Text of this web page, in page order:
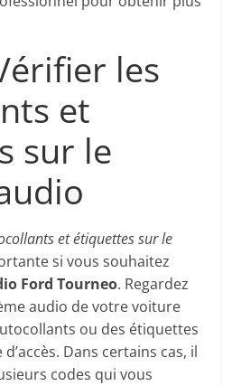
les
et
sur le
et étiquettes sur le
si vous souhaitez
Ford Tourneo. Regardez
audio de votre voiture
ou des étiquettes
Dans certains cas, il
codes qui vous